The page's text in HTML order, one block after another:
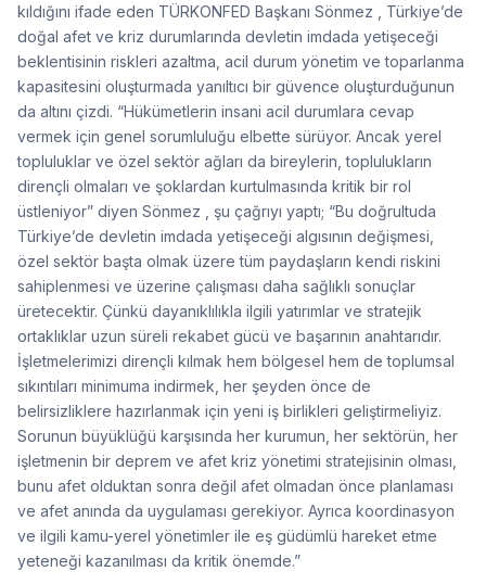
kıldığını ifade eden TÜRKONFED Başkanı Sönmez , Türkiye’de
doğal afet ve kriz durumlarında devletin imdada yetişeceği
beklentisinin riskleri azaltma, acil durum yönetim ve toparlanma
kapasitesini oluşturmada yanıltıcı bir güvence oluşturduğunun
da altını çizdi. “Hükümetlerin insani acil durumlara cevap
vermek için genel sorumluluğu elbette sürüyor. Ancak yerel
topluluklar ve özel sektör ağları da bireylerin, toplulukların
dirençli olmaları ve şoklardan kurtulmasında kritik bir rol
üstleniyor” diyen Sönmez , şu çağrıyı yaptı; “Bu doğrultuda
Türkiye’de devletin imdada yetişeceği algısının değişmesi,
özel sektör başta olmak üzere tüm paydaşların kendi riskini
sahiplenmesi ve üzerine çalışması daha sağlıklı sonuçlar
üretecektir. Çünkü dayanıklılıkla ilgili yatırımlar ve stratejik
ortaklıklar uzun süreli rekabet gücü ve başarının anahtarıdır.
İşletmelerimizi dirençli kılmak hem bölgesel hem de toplumsal
sıkıntıları minimuma indirmek, her şeyden önce de
belirsizliklere hazırlanmak için yeni iş birlikleri geliştirmeliyiz.
Sorunun büyüklüğü karşısında her kurumun, her sektörün, her
işletmenin bir deprem ve afet kriz yönetimi stratejisinin olması,
bunu afet olduktan sonra değil afet olmadan önce planlaması
ve afet anında da uygulaması gerekiyor. Ayrıca koordinasyon
ve ilgili kamu-yerel yönetimler ile eş güdümlü hareket etme
yeteneği kazanılması da kritik önemde.”